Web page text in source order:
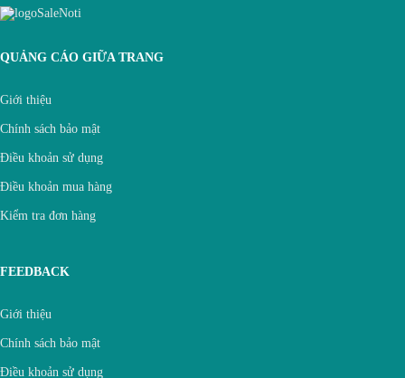
QUẢNG CÁO GIỮA TRANG
Giới thiệu
Chính sách bảo mật
Điều khoản sử dụng
Điều khoản mua hàng
Kiểm tra đơn hàng
FEEDBACK
Giới thiệu
Chính sách bảo mật
Điều khoản sử dụng